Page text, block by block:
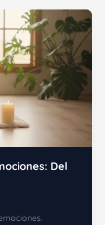
Del